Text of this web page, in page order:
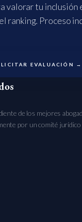
valorar tu inclusión
ranking. Proceso
EVALUACIÓN →
de los mejores
por un comité jurídico